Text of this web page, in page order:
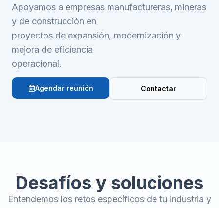
Apoyamos a empresas manufactureras, mineras
y de construcción en
proyectos de expansión, modernización y
mejora de eficiencia
operacional.
Agendar reunión Contactar
Desafíos y soluciones
Entendemos los retos específicos de tu industria y